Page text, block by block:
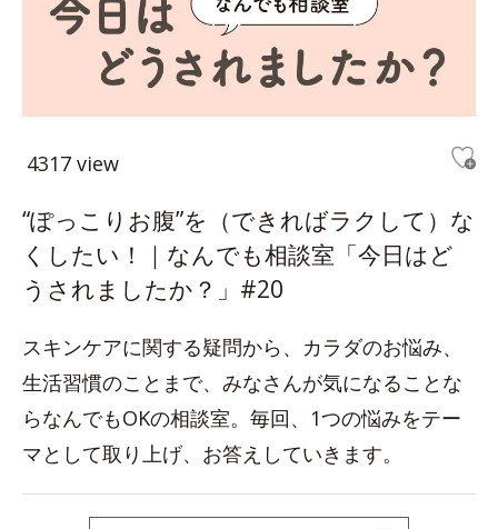
4317 view
“ぽっこりお腹”を（できればラクして）な
くしたい！｜なんでも相談室「今日はど
うされましたか？」#20
スキンケアに関する疑問から、カラダのお悩み、
生活習慣のことまで、みなさんが気になることな
らなんでもOKの相談室。毎回、1つの悩みをテー
マとして取り上げ、お答えしていきます。